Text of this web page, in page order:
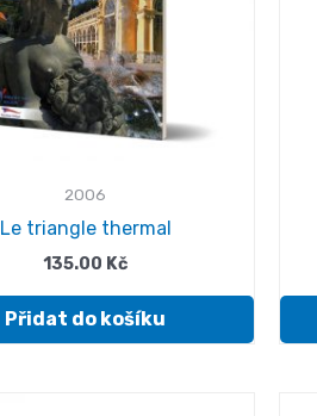
2006
Le triangle thermal
135.00 Kč
Přidat do košíku